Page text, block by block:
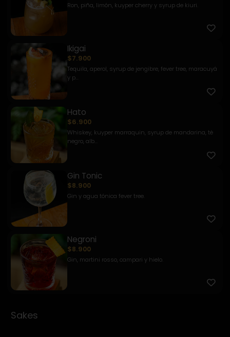
Ron, piña, limón, kuyper cherry y syrup de kiuri.
Ikigai
$7.900
Tequila, aperol, syrup de jengibre, fever tree, maracuyá
y p...
Hato
$6.900
Whiskey, kuyper marraquin, syrup de mandarina, té
negro, alb...
Gin Tonic
$8.900
Gin y agua tónica fever tree.
Negroni
$8.900
Gin, martini rosso, campari y hielo.
Sakes